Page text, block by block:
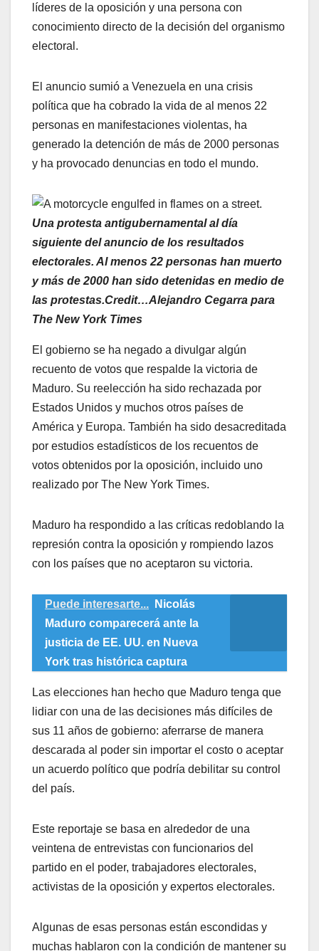
líderes de la oposición y una persona con
conocimiento directo de la decisión del organismo
electoral.
El anuncio sumió a Venezuela en una crisis
política que ha cobrado la vida de al menos 22
personas en manifestaciones violentas, ha
generado la detención de más de 2000 personas
y ha provocado denuncias en todo el mundo.
Una protesta antigubernamental al día
siguiente del anuncio de los resultados
electorales. Al menos 22 personas han muerto
y más de 2000 han sido detenidas en medio de
las protestas.Credit…Alejandro Cegarra para
The New York Times
El gobierno se ha negado a divulgar algún
recuento de votos que respalde la victoria de
Maduro. Su reelección ha sido rechazada por
Estados Unidos y muchos otros países de
América y Europa. También ha sido desacreditada
por estudios estadísticos de los recuentos de
votos obtenidos por la oposición, incluido uno
realizado por The New York Times.
Maduro ha respondido a las críticas redoblando la
represión contra la oposición y rompiendo lazos
con los países que no aceptaron su victoria.
Puede interesarte...
Nicolás
Maduro comparecerá ante la
justicia de EE. UU. en Nueva
York tras histórica captura
Las elecciones han hecho que Maduro tenga que
lidiar con una de las decisiones más difíciles de
sus 11 años de gobierno: aferrarse de manera
descarada al poder sin importar el costo o aceptar
un acuerdo político que podría debilitar su control
del país.
Este reportaje se basa en alrededor de una
veintena de entrevistas con funcionarios del
partido en el poder, trabajadores electorales,
activistas de la oposición y expertos electorales.
Algunas de esas personas están escondidas y
muchas hablaron con la condición de mantener su